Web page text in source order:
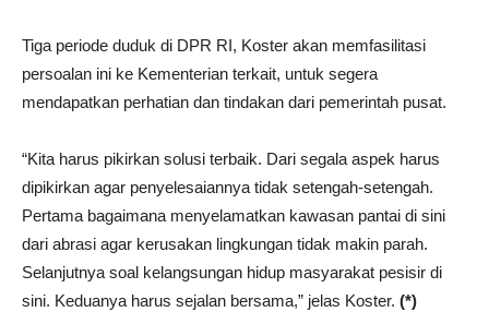
Tiga periode duduk di DPR RI, Koster akan memfasilitasi
persoalan ini ke Kementerian terkait, untuk segera
mendapatkan perhatian dan tindakan dari pemerintah pusat.
“Kita harus pikirkan solusi terbaik. Dari segala aspek harus
dipikirkan agar penyelesaiannya tidak setengah-setengah.
Pertama bagaimana menyelamatkan kawasan pantai di sini
dari abrasi agar kerusakan lingkungan tidak makin parah.
Selanjutnya soal kelangsungan hidup masyarakat pesisir di
sini. Keduanya harus sejalan bersama,” jelas Koster. (*)